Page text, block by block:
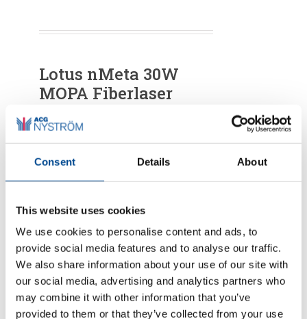
Consent Details About
This website uses cookies
We use cookies to personalise content and ads, to
provide social media features and to analyse our traffic.
We also share information about your use of our site with
our social media, advertising and analytics partners who
may combine it with other information that you’ve
provided to them or that they’ve collected from your use
Lotus nMeta 30W
MOPA Fiberlaser
På marknaden idag finns det ingen
annan MOPA fiberlaser i samma
priskategori som erbjuder samma
prestanda och funktionalitet som
nMeta. Denna modell, den minsta i
kompakta storlek vilket gör den till
en av de minsta bordslasrarna
jämfört med vad andra ledande
konkurrenter erbjuder. Den är
designad för att passa på en mängd
olika arbetsytor, vilket gör den
idealisk för precisionsmärkning av
metall och plast i verkstäder, hos